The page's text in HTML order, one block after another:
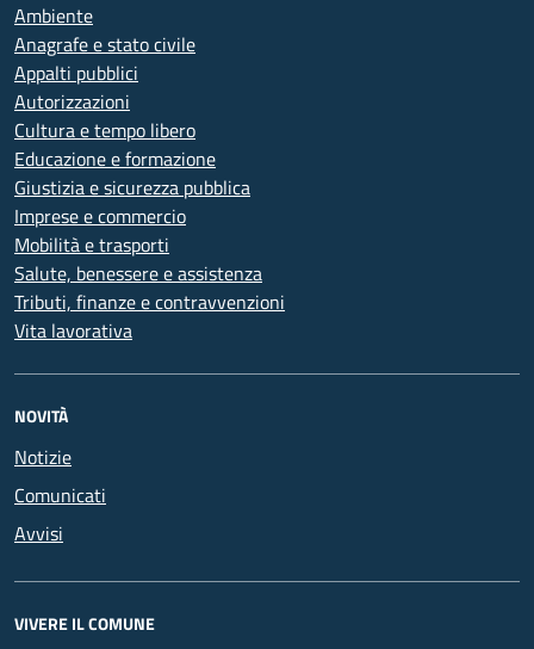
Ambiente
Anagrafe e stato civile
Appalti pubblici
Autorizzazioni
Cultura e tempo libero
Educazione e formazione
Giustizia e sicurezza pubblica
Imprese e commercio
Mobilità e trasporti
Salute, benessere e assistenza
Tributi, finanze e contravvenzioni
Vita lavorativa
NOVITÀ
Notizie
Comunicati
Avvisi
VIVERE IL COMUNE